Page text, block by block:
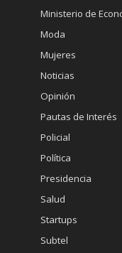
Ministerio de
Moda
Mujeres
Noticias
Opinión
Pautas de Interés
Policial
Política
Presidencia
Salud
Startups
Subtel